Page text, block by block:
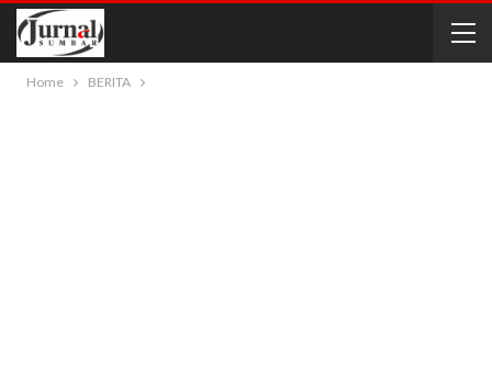
Home BERITA